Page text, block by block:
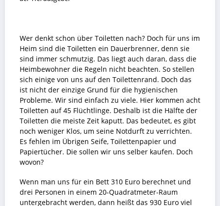
Wer denkt schon über Toiletten nach? Doch für uns im
Heim sind die Toiletten ein Dauerbrenner, denn sie
sind immer schmutzig. Das liegt auch daran, dass die
Heimbewohner die Regeln nicht beachten. So stellen
sich einige von uns auf den Toilettenrand. Doch das
ist nicht der einzige Grund für die hygienischen
Probleme. Wir sind einfach zu viele. Hier kommen acht
Toiletten auf 45 Flüchtlinge. Deshalb ist die Hälfte der
Toiletten die meiste Zeit kaputt. Das bedeutet, es gibt
noch weniger Klos, um seine Notdurft zu verrichten.
Es fehlen im Übrigen Seife, Toilettenpapier und
Papiertücher. Die sollen wir uns selber kaufen. Doch
wovon?
Wenn man uns für ein Bett 310 Euro berechnet und
drei Personen in einem 20-Quadratmeter-Raum
untergebracht werden, dann heißt das 930 Euro viel